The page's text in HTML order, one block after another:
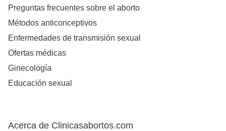
Preguntas frecuentes sobre el aborto
Métodos anticonceptivos
Enfermedades de transmisión sexual
Ofertas médicas
Ginecología
Educación sexual
Acerca de Clinicasabortos.com